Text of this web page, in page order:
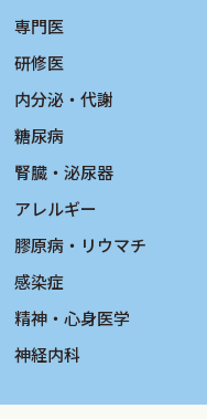
群の診断
専門医
研修医
内分泌・代謝
糖尿病
腎臓・泌尿器
アレルギー
膠原病・リウマチ
感染症
精神・心身医学
神経内科